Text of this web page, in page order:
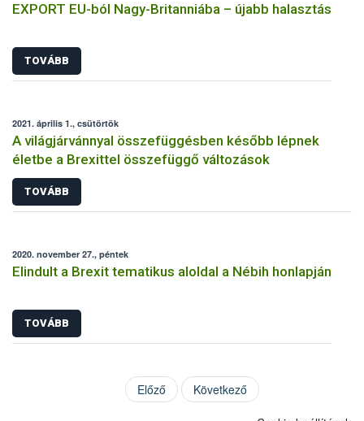
EXPORT EU-ból Nagy-Britanniába – újabb halasztás
TOVÁBB
2021. április 1., csütörtök
A világjárvánnyal összefüggésben később lépnek
életbe a Brexittel összefüggő változások
TOVÁBB
2020. november 27., péntek
Elindult a Brexit tematikus aloldal a Nébih honlapján
TOVÁBB
Előző Következő